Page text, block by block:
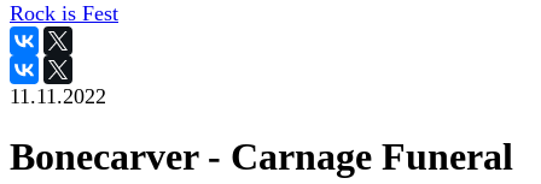
Rock is Fest
11.11.2022
Bonecarver - Carnage Funeral